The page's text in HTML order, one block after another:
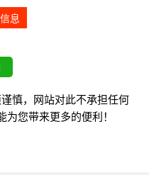
息
慎，网站对此不承担任何
您带来更多的便利！